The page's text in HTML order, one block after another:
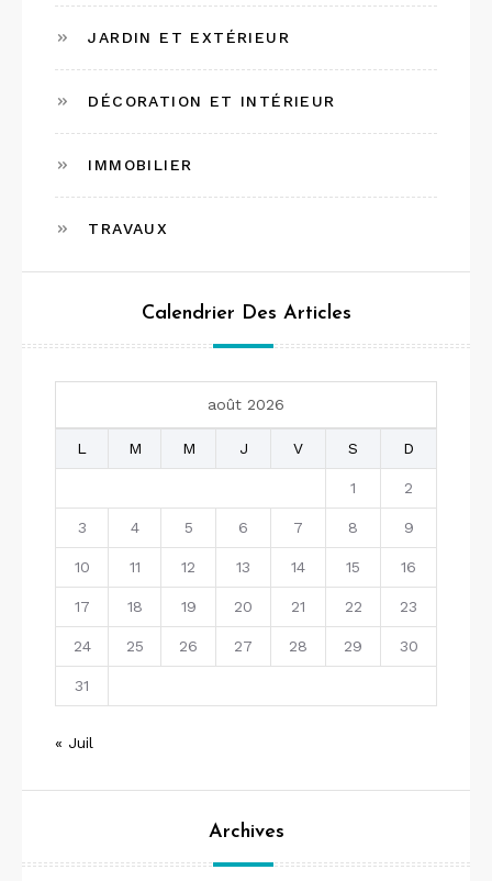
JARDIN ET EXTÉRIEUR
DÉCORATION ET INTÉRIEUR
IMMOBILIER
TRAVAUX
Calendrier Des Articles
août 2026
L M M J V S D
1 2
3 4 5 6 7 8 9
10 11 12 13 14 15 16
17 18 19 20 21 22 23
24 25 26 27 28 29 30
31
« Juil
Archives